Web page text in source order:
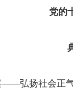
党的
——弘扬社会正